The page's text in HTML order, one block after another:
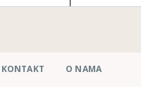
KONTAKT O NAMA